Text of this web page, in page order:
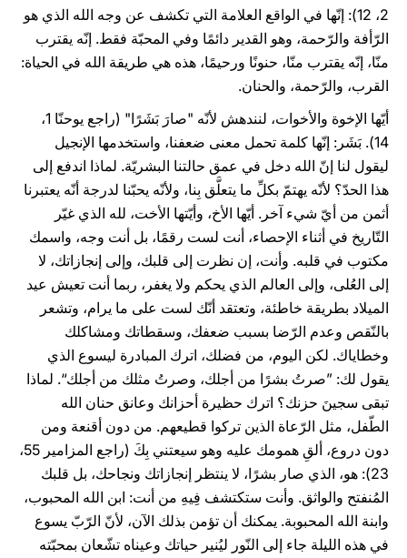
2، 12): إنّها في الواقع العلامة التي تكشف عن وجه الله الذي هو
الرّأفة والرّحمة، وهو القدير دائمًا وفي المحبّة فقط. إنّه يقترب
منّا، إنّه يقترب منّا، حنونًا ورحيمًا، هذه هي طريقة الله في الحياة:
القرب، والرّحمة، والحنان.
أيّها الإخوة والأخوات، لنندهش لأنّه "صارَ بَشَرًا" (راجع يوحنّا 1،
14). بَشَر: إنّها كلمة تحمل معنى ضعفنا، واستخدمها الإنجيل
ليقول لنا إنّ الله دخل في عمق حالتنا البشريّة. لماذا اندفع إلى
هذا الحدّ؟ لأنّه يهتمّ بكلِّ ما يتعلَّق بِنا، ولأنّه يحبّنا لدرجة أنّه يعتبرنا
أثمن من أيّ شيء آخر. أيّها الأخ، وأيّتها الأخت، لله الذي غيّر
التّاريخ في أثناء الإحصاء، أنت لست رقمًا، بل أنت وجه، واسمك
مكتوب في قلبه. وأنت، إن نظرت إلى قلبك، وإلى إنجازاتك، لا
إلى العُلى، وإلى العالم الذي يحكم ولا يغفر، ربما أنت تعيش عيد
الميلاد بطريقة خاطئة، وتعتقد أنّك لست على ما يرام، وتشعر
بالنّقص وعدم الرّضا بسبب ضعفك، وسقطاتك ومشاكلك
وخطاياك. لكن اليوم، من فضلك، اترك المبادرة ليسوع الذي
يقول لك: ”صرتُ بشرًا من أجلك، وصرتُ مثلك من أجلك“. لماذا
تبقى سجينَ حزنك؟ اترك حظيرة أحزانك وعانق حنان الله
الطّفل، مثل الرّعاة الذين تركوا قطيعهم. من دون أقنعة ومن
دون دروع، ألقِ همومك عليه وهو سيعتني بِكَ (راجع المزامير 55،
23): هو، الذي صار بشرًا، لا ينتظر إنجازاتك ونجاحك، بل قلبك
المُنفتح والواثق. وأنت ستكتشف فِيهِ من أنت: ابن الله المحبوب،
وابنة الله المحبوبة. يمكنك أن تؤمن بذلك الآن، لأنّ الرّبّ يسوع
في هذه الليلة جاء إلى النّور ليُنير حياتك وعيناه تشّعان بمحبّته